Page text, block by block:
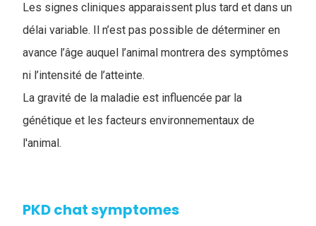
Les signes cliniques apparaissent plus tard et dans un
délai variable. Il n’est pas possible de déterminer en
avance l’âge auquel l’animal montrera des symptômes
ni l’intensité de l’atteinte.
La gravité de la maladie est influencée par la
génétique et les facteurs environnementaux de
l'animal.
PKD chat symptomes